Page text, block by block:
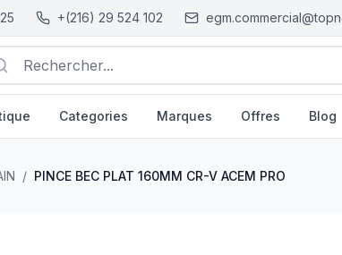
+(216) 29 524 102
Rechercher...
Categories Marques Offres Blog
/ PINCE BEC PLAT 160MM CR-V ACEM PRO